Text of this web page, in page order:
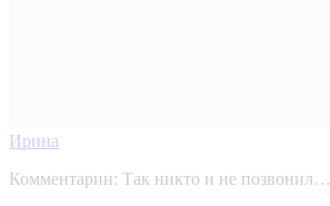
Ирина
Комментарии: Так никто и не позвонил…